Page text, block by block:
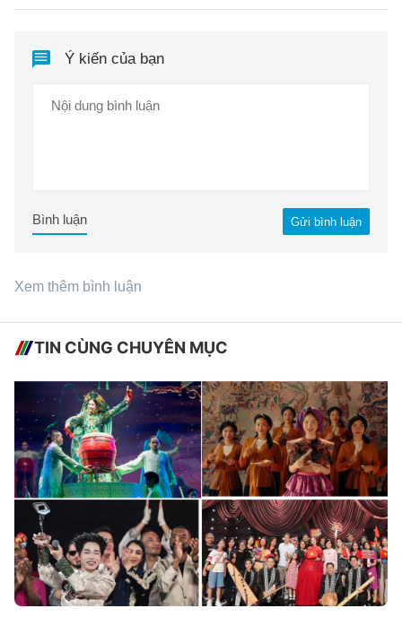
Ý kiến của bạn
Gửi bình luận
Bình luận
Xem thêm bình luận
TIN CÙNG CHUYÊN MỤC